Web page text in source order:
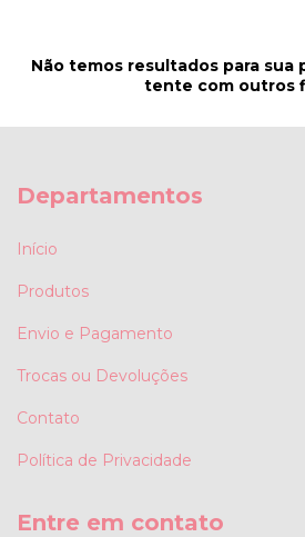
Não temos resultados para sua
tente com outros
Departamentos
Início
Produtos
Envio e Pagamento
Trocas ou Devoluções
Contato
Política de Privacidade
Entre em contato